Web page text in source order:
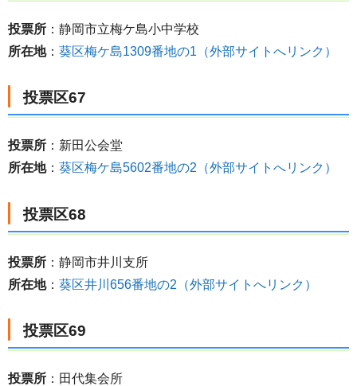
投票所 ：静岡市立梅ケ島小中学校
所在地： 葵区梅ケ島1309番地の1（外部サイトへリンク）
投票区67
投票所 ：新田公会堂
所在地： 葵区梅ケ島5602番地の2（外部サイトへリンク）
投票区68
投票所 ：静岡市井川支所
所在地： 葵区井川656番地の2（外部サイトへリンク）
投票区69
投票所 ：田代集会所